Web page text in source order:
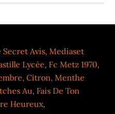
Secret Avis,Mediaset
Lycée, Fc Metz 1970,
Citron, Menthe
Au, Fais De Ton
Heureux,